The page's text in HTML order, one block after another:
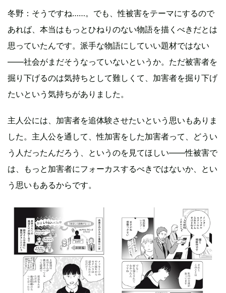
冬野：そうですね……。でも、性被害をテーマにするので
あれば、本当はもっとひねりのない物語を描くべきだとは
思っていたんです。派手な物語にしていい題材ではない
——社会がまだそうなっていないというか。ただ被害者を
掘り下げるのは気持ちとして難しくて、加害者を掘り下げ
たいという気持ちがありました。
主人公には、加害者を追体験させたいという思いもありま
した。主人公を通して、性加害をした加害者って、どうい
う人だったんだろう、というのを見てほしい——性被害で
は、もっと加害者にフォーカスするべきではないか、とい
う思いもあるからです。